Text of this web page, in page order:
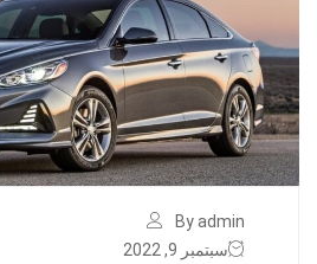
By admin
سبتمبر 9, 2022